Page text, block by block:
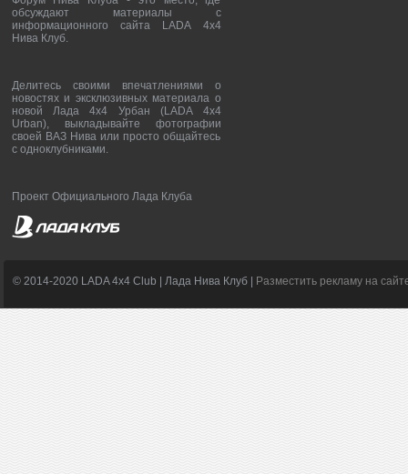
обсуждают материалы с
информационного сайта LADA 4x4
Нива Клуб.
Делитесь своими впечатлениями о
новостях и эксклюзивных материала о
новой Лада 4х4 Урбан (LADA 4x4
Urban), выкладывайте фотографии
своей ВАЗ Нива или просто общайтесь
с одноклубниками.
Проект Официального Лада Клуба
© 2014-2020 LADA 4x4 Club | Лада Нива Клуб | Разместить рекламу на